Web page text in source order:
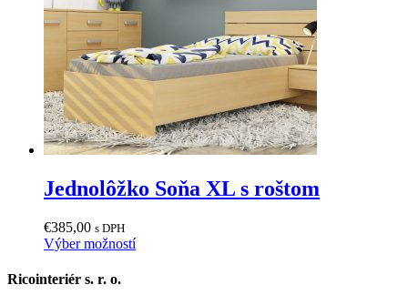
na
produktu.
Jednolôžko Soňa XL s roštom
€385,00 s DPH
Výber možnostíTento
Ricointeriér s. r. o.